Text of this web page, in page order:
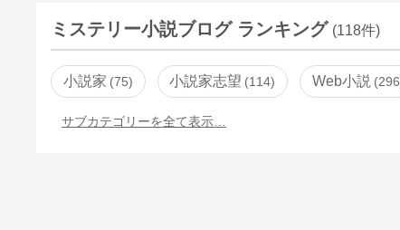
ミステリー小説ブログ ランキング (118件)
小説家 75 小説家志望 114 Web小説 296
サブカテゴリーを全て表示…